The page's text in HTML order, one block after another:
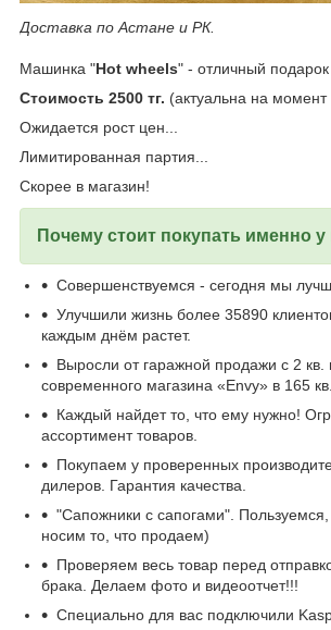
Доставка по Астане и РК.
Машинка "Hot wheels" - отличный подарок
Стоимость 2500 тг. (актуальна на момент
Ожидается рост цен...
Лимитированная партия...
Скорее в магазин!
Почему стоит покупать именно у
Совершенствуемся - сегодня мы
Улучшили жизнь более 35890
каждым днём растет.
Выросли от гаражной продажи с 2 кв.
современного магазина «Envy» в 165
Каждый найдет то, что ему нужно!
ассортимент товаров.
Покупаем у проверенных
дилеров. Гарантия качества.
"Сапожники с сапогами". Пользуемся,
носим то, что продаем)
Проверяем весь товар перед
брака. Делаем фото и видеоотчет!!!
Специально для вас подключили